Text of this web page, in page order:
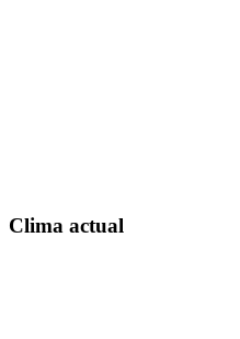
Clima actual